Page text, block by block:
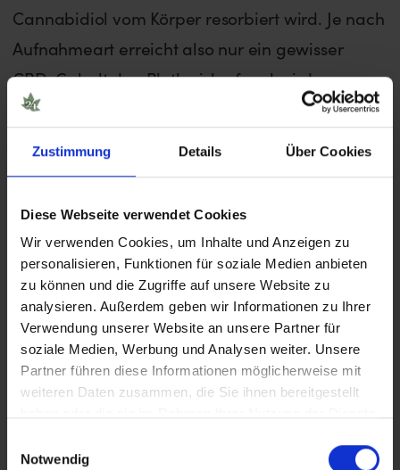
Zustimmung Details Über Cookies
Diese Webseite verwendet Cookies
Wir verwenden Cookies, um Inhalte und Anzeigen zu
personalisieren, Funktionen für soziale Medien anbieten
zu können und die Zugriffe auf unsere Website zu
analysieren. Außerdem geben wir Informationen zu Ihrer
Verwendung unserer Website an unsere Partner für
soziale Medien, Werbung und Analysen weiter. Unsere
Partner führen diese Informationen möglicherweise mit
weiteren Daten zusammen, die Sie ihnen bereitgestellt
Notwendig
Cannabidiol vom Körper resorbiert wird. Je nach
Aufnahmeart erreicht also nur ein gewisser
CBD-Gehalt den Blutkreislauf und wird von
diesem wirksam verarbeitet. Im Mittelpunkt
beim CBD dampfen steht oftmals ein
So schnell wirkt CBD Liquid
Wird CBD mittels Liquids über die Lungen
inhaliert, führt dies am schnellsten zu einer
Wirkung, da das Cannabidiol praktisch sofort in